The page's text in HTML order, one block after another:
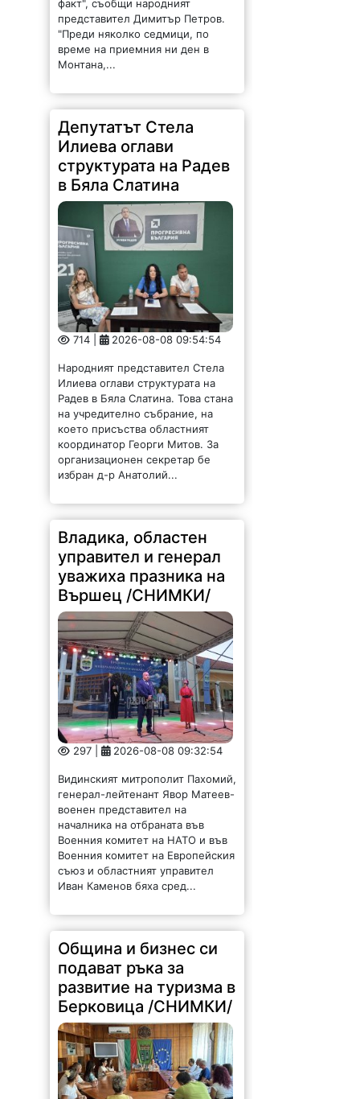
факт", съобщи народният
представител Димитър Петров.
"Преди няколко седмици, по
време на приемния ни ден в
Монтана,...
Депутатът Стела
Илиева оглави
структурата на Радев
в Бяла Слатина
714 | 2026-08-08 09:54:54
Народният представител Стела
Илиева оглави структурата на
Радев в Бяла Слатина. Това стана
на учредително събрание, на
което присъства областният
координатор Георги Митов. За
организационен секретар бе
избран д-р Анатолий...
Владика, областен
управител и генерал
уважиха празника на
Вършец /СНИМКИ/
297 | 2026-08-08 09:32:54
Видинският митрополит Пахомий,
генерал-лейтенант Явор Матеев-
военен представител на
началника на отбраната във
Военния комитет на НАТО и във
Военния комитет на Европейския
съюз и областният управител
Иван Каменов бяха сред...
Община и бизнес си
подават ръка за
развитие на туризма в
Берковица /СНИМКИ/